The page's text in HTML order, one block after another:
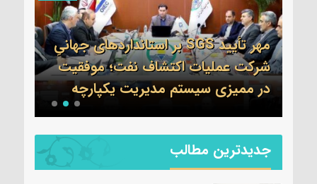
مهر تأیید SGS بر استانداردهای جهانیِ
شرکت عملیات اکتشاف نفت؛ موفقیت
در ممیزی سیستم مدیریت یکپارچه
جدیدترین مطالب